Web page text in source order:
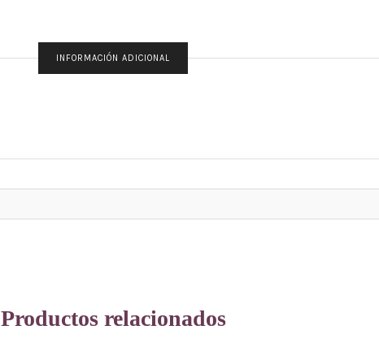
INFORMACIÓN ADICIONAL
Productos relacionados